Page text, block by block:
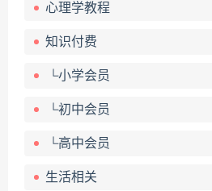
心理学教程
知识付费
└小学会员
└初中会员
└高中会员
生活相关